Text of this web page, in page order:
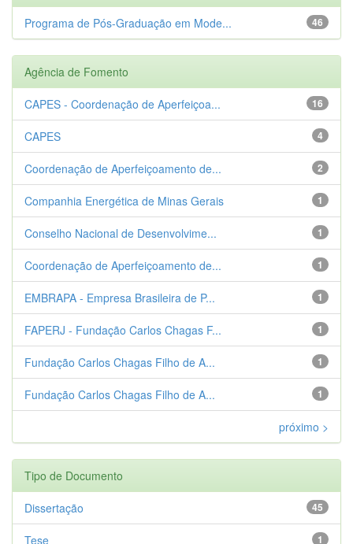
46
Programa de Pós-Graduação em Mode...
Agência de Fomento
16
CAPES - Coordenação de Aperfeiçoa...
4
CAPES
2
Coordenação de Aperfeiçoamento de...
1
Companhia Energética de Minas Gerais
1
Conselho Nacional de Desenvolvime...
1
Coordenação de Aperfeiçoamento de...
1
EMBRAPA - Empresa Brasileira de P...
1
FAPERJ - Fundação Carlos Chagas F...
1
Fundação Carlos Chagas Filho de A...
1
Fundação Carlos Chagas Filho de A...
próximo >
Tipo de Documento
45
Dissertação
1
Tese